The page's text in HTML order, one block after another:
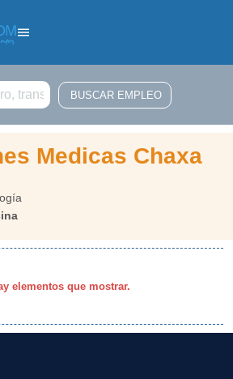
Medicas Chaxa
elementos que mostrar.